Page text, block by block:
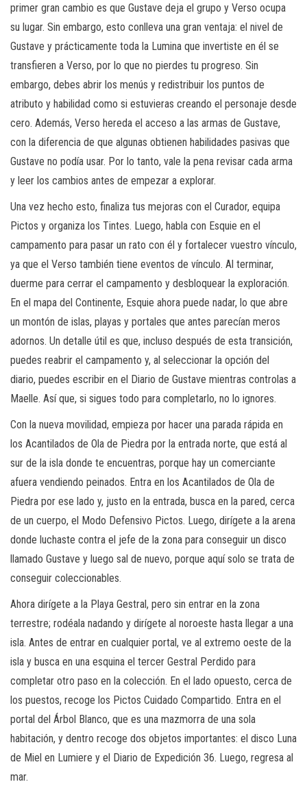
primer gran cambio es que Gustave deja el grupo y Verso ocupa
su lugar. Sin embargo, esto conlleva una gran ventaja: el nivel de
Gustave y prácticamente toda la Lumina que invertiste en él se
transfieren a Verso, por lo que no pierdes tu progreso. Sin
embargo, debes abrir los menús y redistribuir los puntos de
atributo y habilidad como si estuvieras creando el personaje desde
cero. Además, Verso hereda el acceso a las armas de Gustave,
con la diferencia de que algunas obtienen habilidades pasivas que
Gustave no podía usar. Por lo tanto, vale la pena revisar cada arma
y leer los cambios antes de empezar a explorar.
Una vez hecho esto, finaliza tus mejoras con el Curador, equipa
Pictos y organiza los Tintes. Luego, habla con Esquie en el
campamento para pasar un rato con él y fortalecer vuestro vínculo,
ya que el Verso también tiene eventos de vínculo. Al terminar,
duerme para cerrar el campamento y desbloquear la exploración.
En el mapa del Continente, Esquie ahora puede nadar, lo que abre
un montón de islas, playas y portales que antes parecían meros
adornos. Un detalle útil es que, incluso después de esta transición,
puedes reabrir el campamento y, al seleccionar la opción del
diario, puedes escribir en el Diario de Gustave mientras controlas a
Maelle. Así que, si sigues todo para completarlo, no lo ignores.
Con la nueva movilidad, empieza por hacer una parada rápida en
los Acantilados de Ola de Piedra por la entrada norte, que está al
sur de la isla donde te encuentras, porque hay un comerciante
afuera vendiendo peinados. Entra en los Acantilados de Ola de
Piedra por ese lado y, justo en la entrada, busca en la pared, cerca
de un cuerpo, el Modo Defensivo Pictos. Luego, dirígete a la arena
donde luchaste contra el jefe de la zona para conseguir un disco
llamado Gustave y luego sal de nuevo, porque aquí solo se trata de
conseguir coleccionables.
Ahora dirígete a la Playa Gestral, pero sin entrar en la zona
terrestre; rodéala nadando y dirígete al noroeste hasta llegar a una
isla. Antes de entrar en cualquier portal, ve al extremo oeste de la
isla y busca en una esquina el tercer Gestral Perdido para
completar otro paso en la colección. En el lado opuesto, cerca de
los puestos, recoge los Pictos Cuidado Compartido. Entra en el
portal del Árbol Blanco, que es una mazmorra de una sola
habitación, y dentro recoge dos objetos importantes: el disco Luna
de Miel en Lumiere y el Diario de Expedición 36. Luego, regresa al
mar.